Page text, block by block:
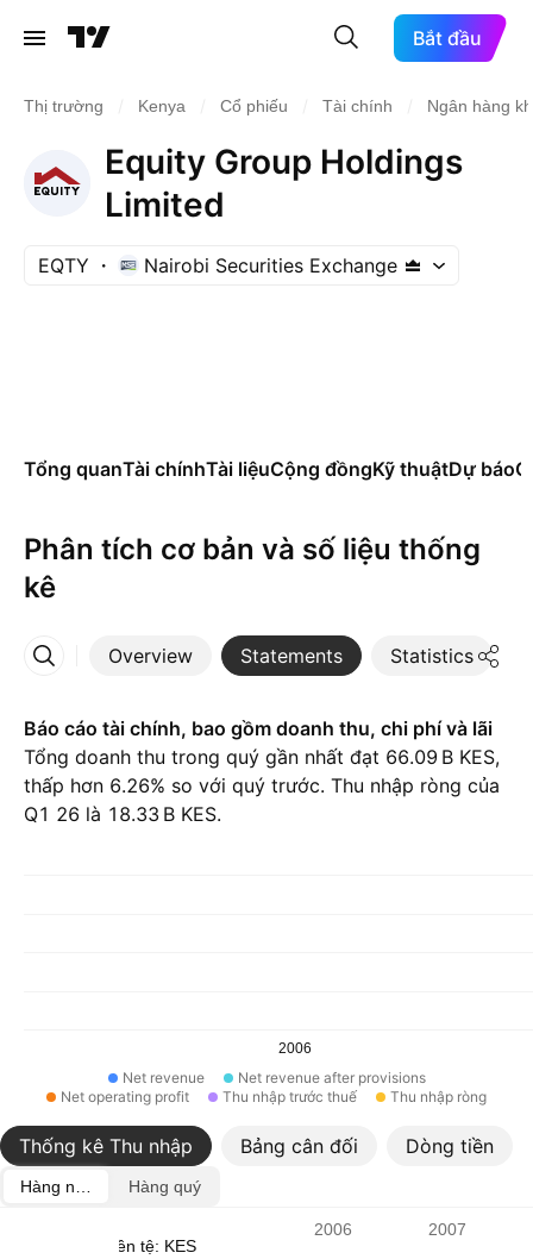
Bắt đầu
Thị trường Kenya Cổ phiếu Tài chính Ngân hàng
Equity Group Holdings
Limited
EQTY Nairobi Securities Exchange
Tổng quanTài chínhTài liệuCộng đồngKỹ thuậtDự báo
Phân tích cơ bản và số liệu thống
kê
Overview Statements Statistics
More
Báo cáo tài chính, bao gồm doanh thu, chi phí và lãi
Tổng doanh thu trong quý gần nhất đạt ‪66.09 B‬ KES,
thấp hơn 6.26% so với quý trước. Thu nhập ròng của
Q1 26 là ‪18.33 B‬ KES.
2006
Net revenue
Net revenue after provisions
Net operating profit
Thu nhập trước thuế Thu nhập ròng
Thống kê Thu nhập Bảng cân đối Dòng tiền
Hàng năm Hàng quý
Đơn vị tiền tệ: KES
2006 2007